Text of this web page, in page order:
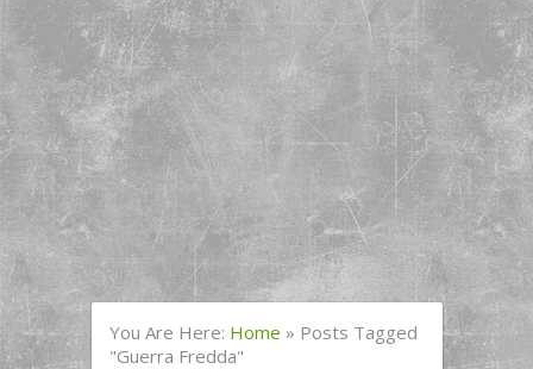
You Are Here: Home » Posts Tagged
"guerra Fredda"